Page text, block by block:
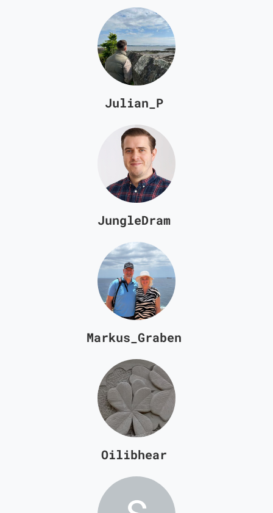
Julian_P
JungleDram
Markus_Graben
Oilibhear